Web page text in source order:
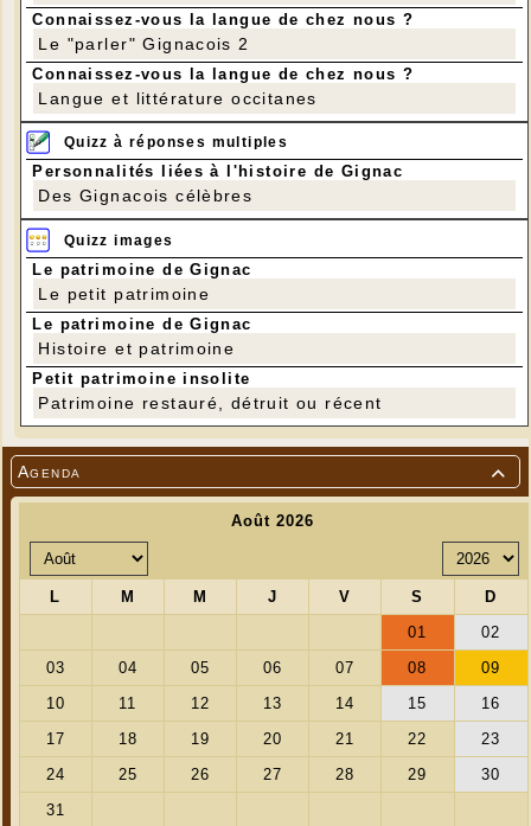

Agenda
---
---
L'association Double Sens vient présenter sa
dernière pièce de théâtre, intitulée « Je n'éplucherai
Connaissez-vous la langue de chez nous ?
Le "parler" Gignacois 2
Connaissez-vous la langue de chez nous ?
Langue et littérature occitanes
Quizz à réponses multiples
Personnalités liées à l'histoire de Gignac
Des Gignacois célèbres
Quizz images
Le patrimoine de Gignac
Le petit patrimoine
Le patrimoine de Gignac
Histoire et patrimoine
Petit patrimoine insolite
Patrimoine restauré, détruit ou récent